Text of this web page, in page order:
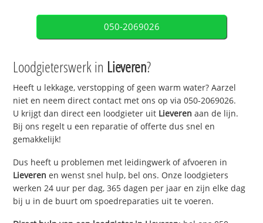
050-2069026
Loodgieterswerk in Lieveren?
Heeft u lekkage, verstopping of geen warm water? Aarzel
niet en neem direct contact met ons op via 050-2069026.
U krijgt dan direct een loodgieter uit Lieveren aan de lijn.
Bij ons regelt u een reparatie of offerte dus snel en
gemakkelijk!
Dus heeft u problemen met leidingwerk of afvoeren in
Lieveren en wenst snel hulp, bel ons. Onze loodgieters
werken 24 uur per dag, 365 dagen per jaar en zijn elke dag
bij u in de buurt om spoedreparaties uit te voeren.